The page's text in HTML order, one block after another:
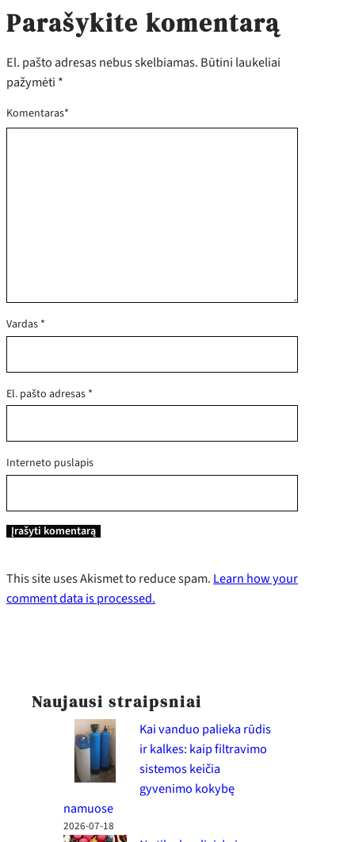
Parašykite komentarą
El. pašto adresas nebus skelbiamas. Būtini laukeliai
pažymėti *
Komentaras*
Vardas *
El. pašto adresas *
Interneto puslapis
This site uses Akismet to reduce spam. Learn how your
comment data is processed.
Naujausi straipsniai
Kai vanduo palieka rūdis
ir kalkes: kaip filtravimo
sistemos keičia
gyvenimo kokybę
namuose
2026-07-18